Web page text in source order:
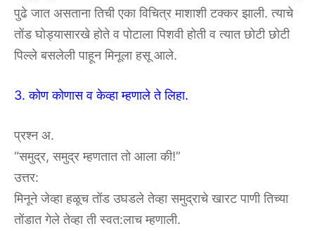
पुढे जात असताना तिची एका विचित्र माशाशी टक्कर झाली. त्याचे
तोंड घोड्यासारखे होते व पोटाला पिशवी होती व त्यात छोटी छोटी
पिल्ले बसलेली पाहून मिनूला हसू आले.
3. कोण कोणास व केव्हा म्हणाले ते लिहा.
प्रश्न अ.
“समुद्र, समुद्र म्हणतात तो आला की!”
उत्तर:
मिनूने जेव्हा हळूच तोंड उघडले तेव्हा समुद्राचे खारट पाणी तिच्या
तोंडात गेले तेव्हा ती स्वत:लाच म्हणाली.